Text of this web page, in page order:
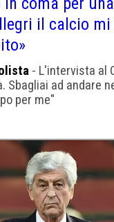
il calcio mi
- L'intervista al
Sbagliai ad andare
per me"